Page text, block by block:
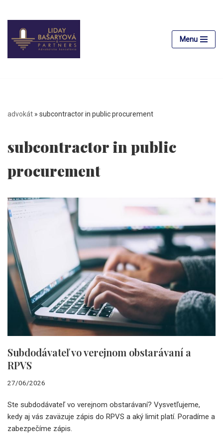
Preskočiť
na
obsah
Menu
advokát » subcontractor in public procurement
subcontractor in public
procurement
Subdodávateľ vo verejnom obstarávaní a
RPVS
27/06/2026
Ste subdodávateľ vo verejnom obstarávaní? Vysvetľujeme,
kedy aj vás zaväzuje zápis do RPVS a aký limit platí. Poradíme a
zabezpečíme zápis.